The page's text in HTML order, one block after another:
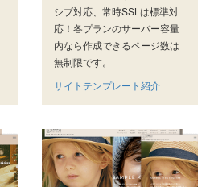
シブ対応、常時SSLは標準対
応！各プランのサーバー容量
内なら作成できるページ数は
無制限です。
サイトテンプレート紹介